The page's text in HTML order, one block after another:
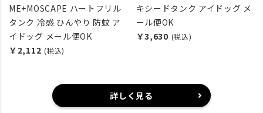
ME+MOSCAPE ハートフリル
タンク 冷感 ひんやり 防蚊 ア
イドッグ メール便OK
￥2,112 (税込)
キシードタンク アイドッグ メ
ール便OK
￥3,630 (税込)
詳しく見る